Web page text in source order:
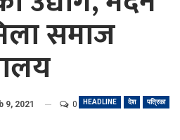
समाज
HEADLINE देश पत्रिका
9, 2021 0